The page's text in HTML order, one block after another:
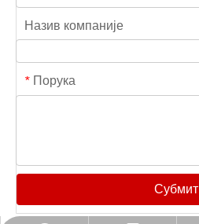
Назив компаније
* Порука
Субмит